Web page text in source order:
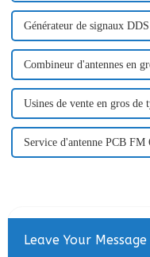
Générateur de signaux
Combineur d'antennes en
Usines de vente en gros de
Service d'antenne PCB FM
Leave Your Message